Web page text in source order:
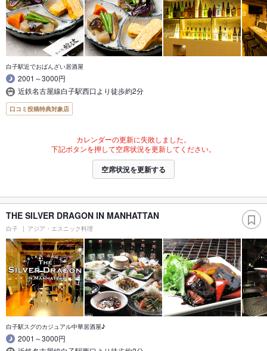
白子駅近でおばんざい居酒屋
2001～3000円
近鉄名古屋線白子駅西口より徒歩約2分
口コミ投稿特典対象店
カレンダーの更新に失敗しました。
下記ボタンを押して空席状況を更新してください。
空席状況を更新する
THE SILVER DRAGON IN MANHATTAN
白子 アジア・エスニック料理
白子駅スグのカジュアル中華居酒屋♪
2001～3000円